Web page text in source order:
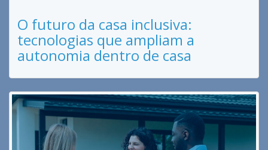
O futuro da casa inclusiva:
tecnologias que ampliam a
autonomia dentro de casa